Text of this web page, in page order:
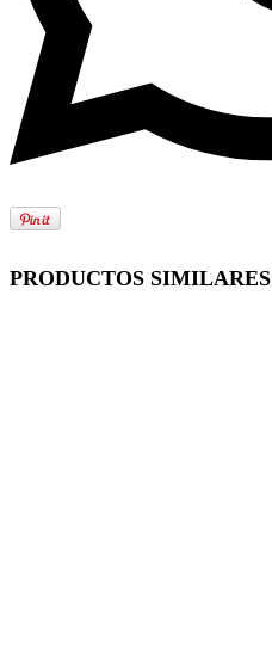
PRODUCTOS SIMILARES